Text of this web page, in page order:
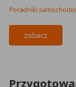
Poradniki
zobacz
2023-11-28